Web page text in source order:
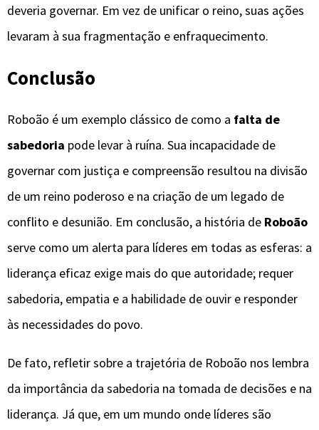
deveria governar. Em vez de unificar o reino, suas ações
levaram à sua fragmentação e enfraquecimento.
Conclusão
Roboão é um exemplo clássico de como a falta de
sabedoria pode levar à ruína. Sua incapacidade de
governar com justiça e compreensão resultou na divisão
de um reino poderoso e na criação de um legado de
conflito e desunião. Em conclusão, a história de Roboão
serve como um alerta para líderes em todas as esferas: a
liderança eficaz exige mais do que autoridade; requer
sabedoria, empatia e a habilidade de ouvir e responder
às necessidades do povo.
De fato, refletir sobre a trajetória de Roboão nos lembra
da importância da sabedoria na tomada de decisões e na
liderança. Já que, em um mundo onde líderes são